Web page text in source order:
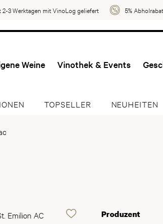
2-3 Werktagen mit VinoLog geliefert 5%
Weine Vinothek & Events
TOPSELLER NEUHEITEN
Emilion AC Produzent